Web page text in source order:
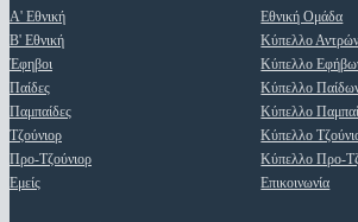
Α' Εθνική
Β' Εθνική
Έφηβοι
Παίδες
Παμπαίδες
Τζούνιορ
Προ-Τζούνιορ
Εμείς
Εθνική Ομάδα
Κύπελλο Αντρών
Κύπελλο
Κύπελλο
Κύπελλο
Κύπελλο
Κύπελλο Προ-
Επικοινωνία